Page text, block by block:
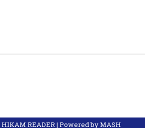
HIKAM READER | Powered byMASH